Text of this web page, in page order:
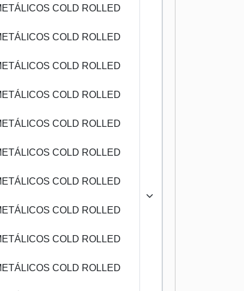
COLD ROLLED
COLD ROLLED
COLD ROLLED
COLD ROLLED
COLD ROLLED
COLD ROLLED
COLD ROLLED
COLD ROLLED
COLD ROLLED
COLD ROLLED